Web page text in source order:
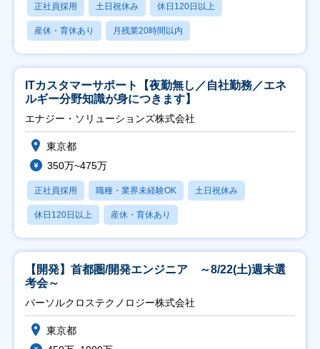
正社員採用 土日祝休み 休日120日以上
産休・育休あり 月残業20時間以内
ITカスタマーサポート【夜勤無し／自社勤務／エネ
ルギー分野知識が身につきます】
エナジー・ソリューションズ株式会社
東京都
350万~475万
正社員採用 職種・業界未経験OK 土日祝休み
休日120日以上 産休・育休あり
【開発】首都圏/開発エンジニア ～8/22(土)週末選
考会～
パーソルクロステクノロジー株式会社
東京都